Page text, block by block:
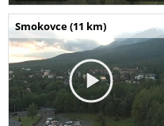
Smokovce (11 km)